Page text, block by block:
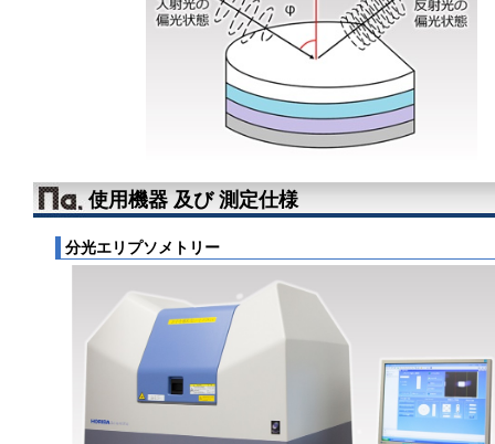
使用機器 及び 測定仕様
分光エリプソメトリー